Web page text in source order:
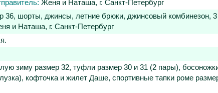
Женя и Наташа, г. Санкт-Петербург
36, шорты, джинсы, летние брюки, джинсовый комбинезон,
и Наташа, г. Санкт-Петербург
зиму размер 32, туфли размер 30 и 31 (2 пары),
кофточка и жилет Даше, спортивные тапки роме